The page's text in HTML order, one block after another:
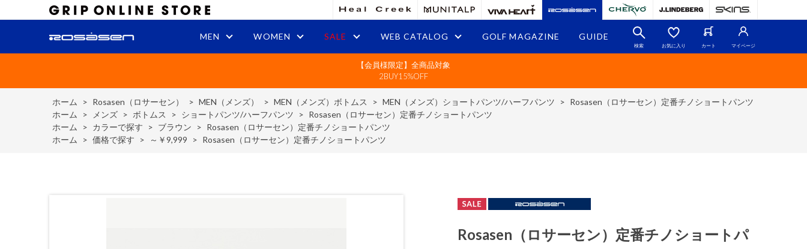
MEN WOMEN SALE WEB CATALOG GOLF MAGAZINE GUIDE
検索 お気に入り カート マイページ
【会員様限定】全商品対象
2BUY15%OFF
ホーム > Rosasen（ロサーセン） > MEN（メンズ） > MEN（メンズ）ボトムス > MEN（メンズ）ショートパンツ/ハーフパンツ > Rosasen（ロサーセン）定番チノショートパンツ
ホーム
> メンズ > ボトムス > ショートパンツ/ハーフパンツ > Rosasen（ロサーセン）定番チノショートパンツ
ホーム
> カラーで探す > ブラウン > Rosasen（ロサーセン）定番チノショートパンツ
ホーム
> 価格で探す > ～￥9,999 > Rosasen（ロサーセン）定番チノショートパンツ
Rosasen（ロサーセン）定番チノショートパ